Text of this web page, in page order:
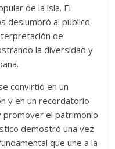
de la isla. El
deslumbró al público
de
la diversidad y
convirtió en un
y en un recordatorio
promover el patrimonio
demostró una vez
que une a la